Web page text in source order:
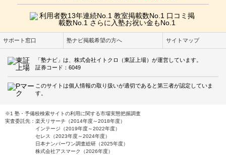
サポート窓口 塾ナビ掲載希望の方へ サイトマップ
「塾ナビ」は、株式会社イトクロ（東証上場）が運営しています。
証券コード：6049
このサイトは個人情報の取り扱いが適切であると第三者が認定していま
す。
※1 塾・予備校検索サイトの利用に関する市場実態把握調査
実査委託先：楽天リサーチ（2014年度～2018年度）
インテージ（2019年度～2022年度）
セレス（2023年度～2024年度）
日本ナンバーワン調査総研（2025年度）
株式会社アスマーク（2026年度）